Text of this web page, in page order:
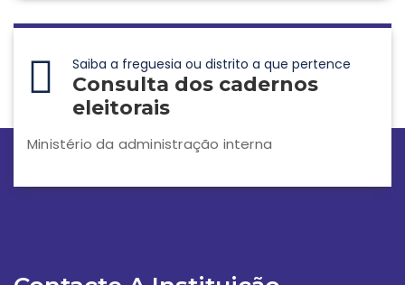
Saiba a freguesia ou distrito a que pertence
Consulta dos cadernos
eleitorais
Ministério da administração interna